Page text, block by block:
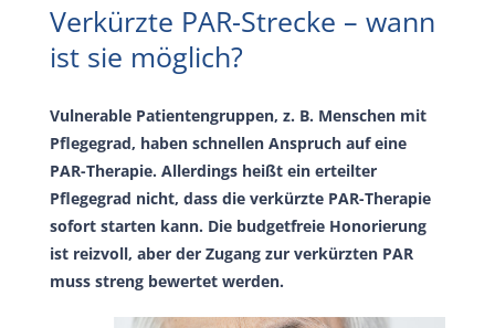
Verkürzte PAR-Strecke – wann
ist sie möglich?
Vulnerable Patientengruppen, z. B. Menschen mit
Pflegegrad, haben schnellen Anspruch auf eine
PAR-Therapie. Allerdings heißt ein erteilter
Pflegegrad nicht, dass die verkürzte PAR-Therapie
sofort starten kann. Die budgetfreie Honorierung
ist reizvoll, aber der Zugang zur verkürzten PAR
muss streng bewertet werden.